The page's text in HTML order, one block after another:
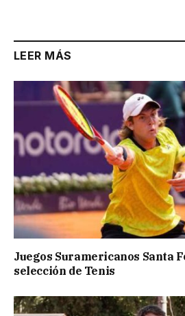
LEER MÁS
Juegos Suramericanos Santa
selección de Tenis